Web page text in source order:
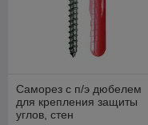
Саморез с п/э дюбелем
для крепления защиты
углов, стен